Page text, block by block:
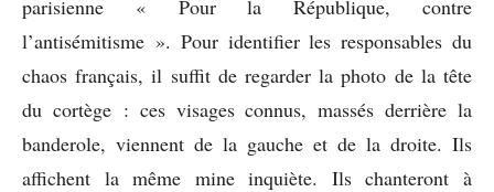
parisienne « Pour la République, contre
l’antisémitisme ». Pour identifier les responsables du
chaos français, il suffit de regarder la photo de la tête
du cortège : ces visages connus, massés derrière la
banderole, viennent de la gauche et de la droite. Ils
affichent la même mine inquiète. Ils chanteront à